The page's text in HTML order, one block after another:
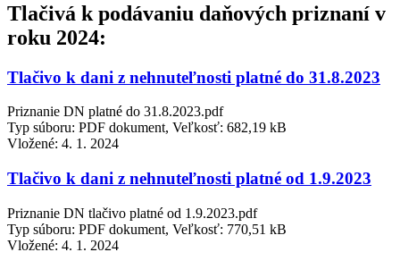
Tlačivá k podávaniu daňových priznaní v
roku 2024:
Tlačivo k dani z nehnuteľnosti platné do 31.8.2023
Priznanie DN platné do 31.8.2023.pdf
Typ súboru: PDF dokument, Veľkosť: 682,19 kB
Vložené: 4. 1. 2024
Tlačivo k dani z nehnuteľnosti platné od 1.9.2023
Priznanie DN tlačivo platné od 1.9.2023.pdf
Typ súboru: PDF dokument, Veľkosť: 770,51 kB
Vložené: 4. 1. 2024